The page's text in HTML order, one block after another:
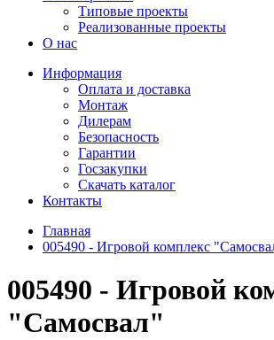
Спортивное оборудование
Кинологическое оборудование
Оборудование для пляжа
Для детей с ограниченными
возможностями
Типовые проекты
Реализованные проекты
О нас
Информация
Оплата и доставка
Монтаж
Дилерам
Безопасность
Гарантии
Госзакупки
Скачать каталог
Контакты
Главная
005490 - Игровой комплекс
005490 - Игровой
"Самосвал"